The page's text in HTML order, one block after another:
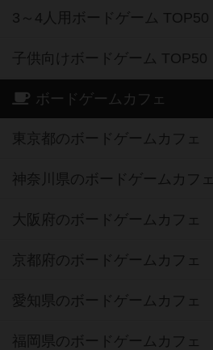
3～4人用ボードゲーム TOP50
子供向けボードゲーム TOP50
ボードゲームカフェ
東京都のボードゲームカフェ
神奈川県のボードゲームカフェ
大阪府のボードゲームカフェ
京都府のボードゲームカフェ
愛知県のボードゲームカフェ
福岡県のボードゲームカフェ